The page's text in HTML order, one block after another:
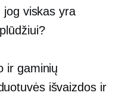
jog viskas yra
ir gaminių
išvaizdos ir